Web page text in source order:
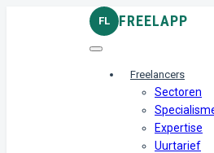
FL FREELAPP
Freelancers
Sectoren
Expertise
Uurtarief